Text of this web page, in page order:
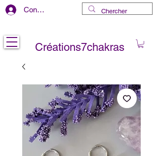
Créations7chakras
Connexion